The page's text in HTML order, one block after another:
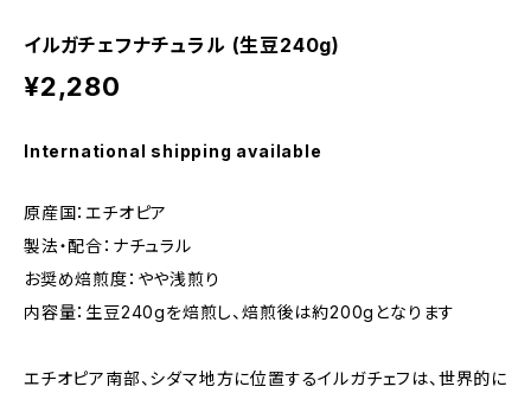
イルガチェフナチュラル (生豆240g)
¥2,280
International shipping available
原産国：エチオピア
製法・配合：ナチュラル
お奨め焙煎度：やや浅煎り
内容量：生豆240gを焙煎し、焙煎後は約200gとなります
エチオピア南部、シダマ地方に位置するイルガチェフは、世界的に